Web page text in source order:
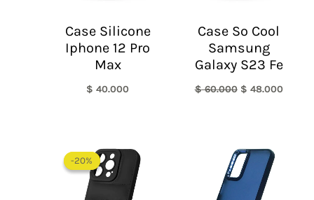
Case Silicone
Iphone 12 Pro
Max
$ 40.000
Case So Cool
Samsung
Galaxy S23 Fe
$60.000 $ 48.000
-20%
-20%
precio
original
era:
$ 60.000.